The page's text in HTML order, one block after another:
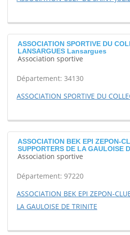
ASSOCIATION SPORTIVE DU
LANSARGUES Lansargues
Association sportive
Département: 34130
ASSOCIATION SPORTIVE DU
ASSOCIATION BEK EPI ZEPON-
SUPPORTERS DE LA GAULOISE
Association sportive
Département: 97220
ASSOCIATION BEK EPI ZEPON-
LA GAULOISE DE TRINITE